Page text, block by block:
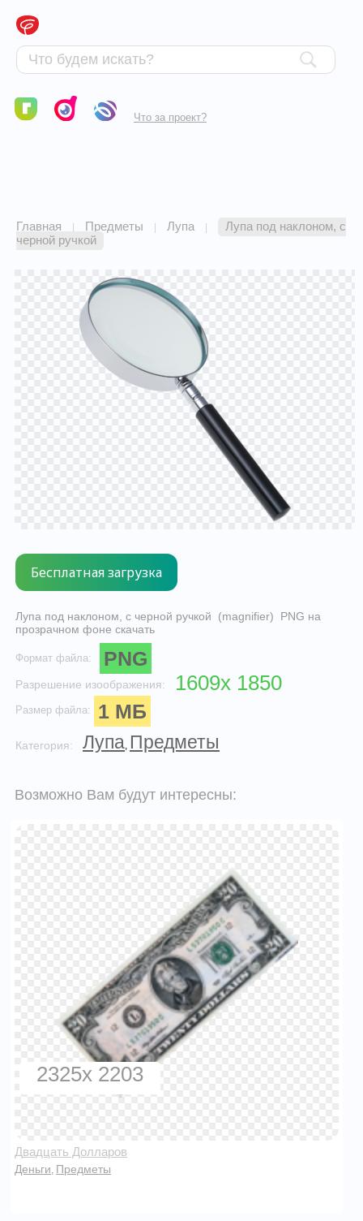
Что за проект?
Главная | Предметы | Лупа |
Лупа под наклоном, с
черной ручкой
Лупа под наклоном, с черной ручкой (magnifier) PNG на
прозрачном фоне скачать
Формат файла: PNG
Разрешение изоображения: 1609x 1850
Размер файла: 1 МБ
Категория: Лупа Предметы
Возможно Вам будут интересны:
2325x 2203
Двадцать Долларов
Деньги Предметы